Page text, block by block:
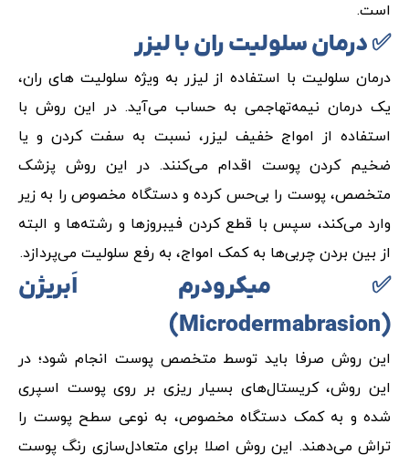
است.
✅ درمان سلولیت ران با لیزر
درمان سلولیت با استفاده از لیزر به ویژه سلولیت های ران،
یک درمان نیمه‌تهاجمی به حساب می‌آید. در این روش با
استفاده از امواج خفیف لیزر، نسبت به سفت کردن و یا
ضخیم کردن پوست اقدام می‌کنند. در این روش پزشک
متخصص، پوست را بی‌حس کرده و دستگاه مخصوص را به زیر
وارد می‌کند، سپس با قطع کردن فیبروزها و رشته‌ها و البته
از بین بردن چربی‌ها به کمک امواج، به رفع سلولیت می‌پردازد.
✅ میکرودرم اَبریژن
(
Microdermabrasion
)
این روش صرفا باید توسط متخصص پوست انجام شود؛ در
این روش، کریستال‌های بسیار ریزی بر روی پوست اسپری
شده و به کمک دستگاه مخصوص، به نوعی سطح پوست را
تراش می‌دهند. این روش اصلا برای متعادل‌سازی رنگ پوست